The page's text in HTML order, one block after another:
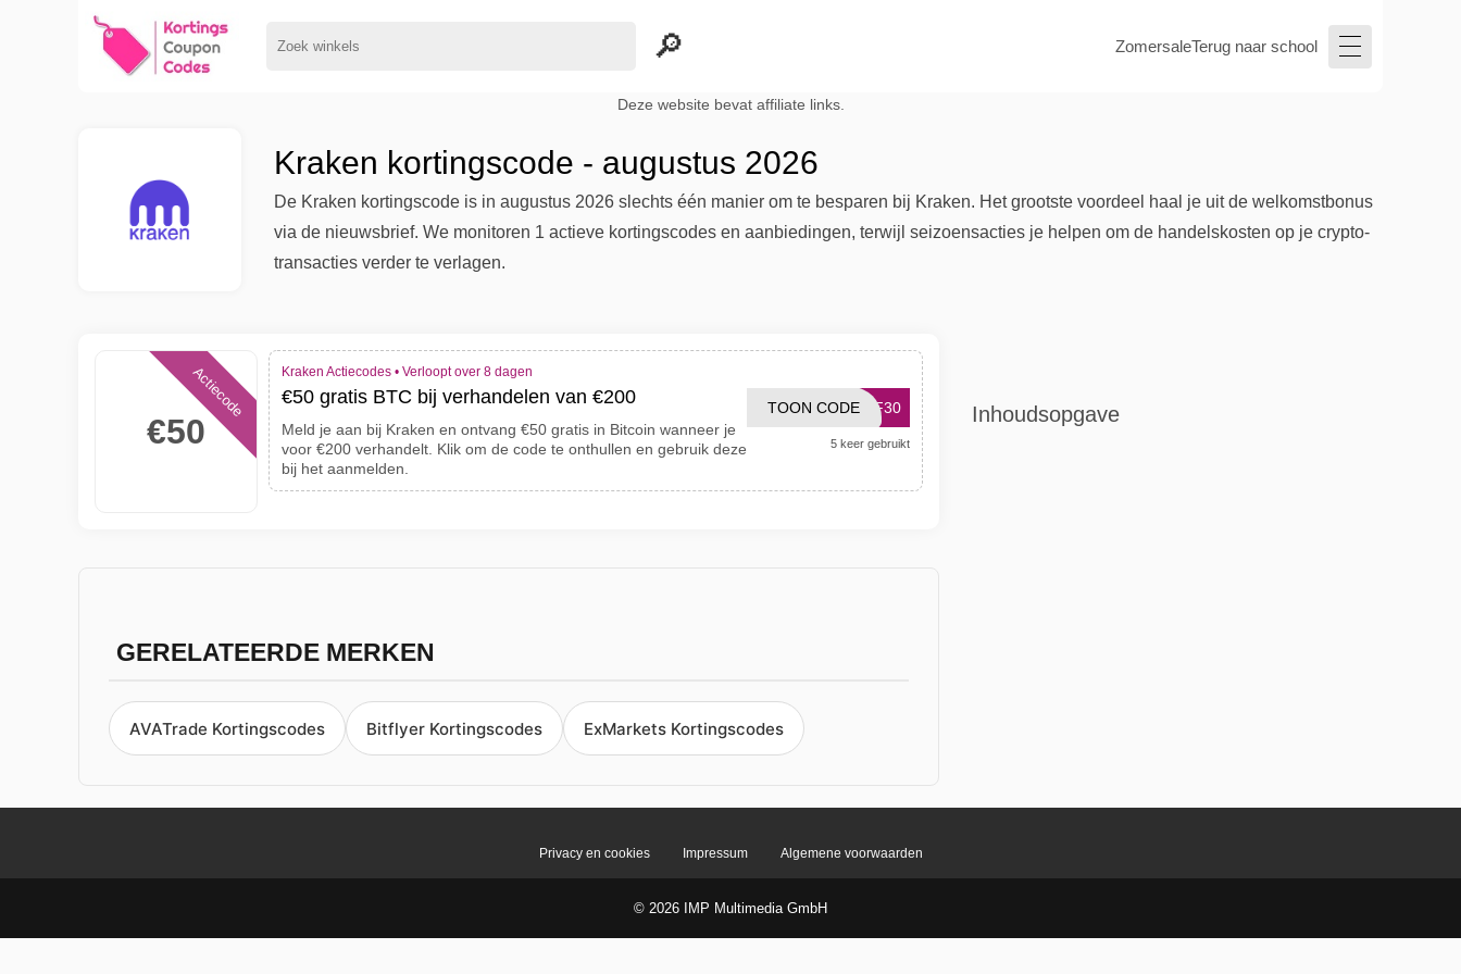
ZomersaleTerug naar school
Deze website bevat affiliate links.
Kraken kortingscode - augustus 2026
De Kraken kortingscode is in augustus 2026 slechts één manier om te besparen bij Kraken. Het grootste voordeel haal je uit de welkomstbonus
via de nieuwsbrief. We monitoren 1 actieve kortingscodes en aanbiedingen, terwijl seizoensacties je helpen om de handelskosten op je crypto-
transacties verder te verlagen.
€50
Actiecode Kraken Actiecodes • Verloopt over 8 dagen
€50 gratis BTC bij verhandelen van €200
Meld je aan bij Kraken en ontvang €50 gratis in Bitcoin wanneer je
voor €200 verhandelt. Klik om de code te onthullen en gebruik deze
bij het aanmelden.
FF30
TOON CODE
5 keer gebruikt
GERELATEERDE MERKEN
AVATrade Kortingscodes Bitflyer Kortingscodes ExMarkets Kortingscodes
Inhoudsopgave
Privacy en cookies Impressum Algemene voorwaarden
© 2026 IMP Multimedia GmbH